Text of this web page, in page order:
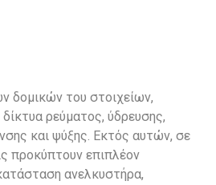
δομικών του στοιχείων,
ρεύματος, ύδρευσης,
και ψύξης. Εκτός αυτών, σε
προκύπτουν επιπλέον
ανελκυστήρα,